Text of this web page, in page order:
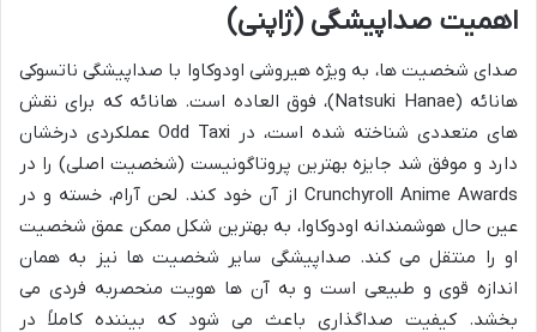
اهمیت صداپیشگی (ژاپنی)
صدای شخصیت ها، به ویژه هیروشی اودوکاوا با صداپیشگی ناتسوکی
هانائه (Natsuki Hanae)، فوق العاده است. هانائه که برای نقش
های متعددی شناخته شده است، در Odd Taxi عملکردی درخشان
دارد و موفق شد جایزه بهترین پروتاگونیست (شخصیت اصلی) را در
Crunchyroll Anime Awards از آن خود کند. لحن آرام، خسته و در
عین حال هوشمندانه اودوکاوا، به بهترین شکل ممکن عمق شخصیت
او را منتقل می کند. صداپیشگی سایر شخصیت ها نیز به همان
اندازه قوی و طبیعی است و به آن ها هویت منحصربه فردی می
بخشد. کیفیت صداگذاری باعث می شود که بیننده کاملاً در